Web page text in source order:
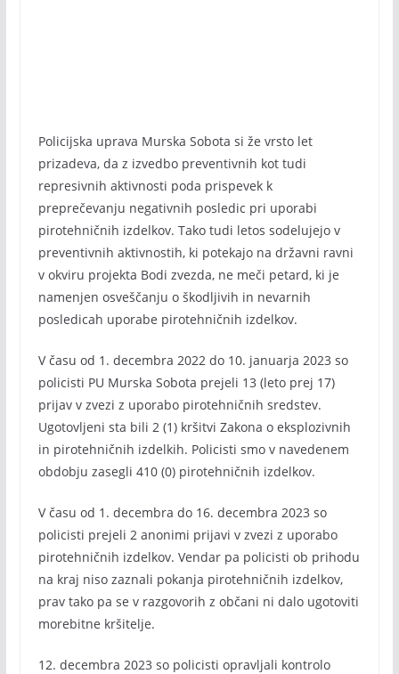
Policijska uprava Murska Sobota si že vrsto let
prizadeva, da z izvedbo preventivnih kot tudi
represivnih aktivnosti poda prispevek k
preprečevanju negativnih posledic pri uporabi
pirotehničnih izdelkov. Tako tudi letos sodelujejo v
preventivnih aktivnostih, ki potekajo na državni ravni
v okviru projekta Bodi zvezda, ne meči petard, ki je
namenjen osveščanju o škodljivih in nevarnih
posledicah uporabe pirotehničnih izdelkov.
V času od 1. decembra 2022 do 10. januarja 2023 so
policisti PU Murska Sobota prejeli 13 (leto prej 17)
prijav v zvezi z uporabo pirotehničnih sredstev.
Ugotovljeni sta bili 2 (1) kršitvi Zakona o eksplozivnih
in pirotehničnih izdelkih. Policisti smo v navedenem
obdobju zasegli 410 (0) pirotehničnih izdelkov.
V času od 1. decembra do 16. decembra 2023 so
policisti prejeli 2 anonimi prijavi v zvezi z uporabo
pirotehničnih izdelkov. Vendar pa policisti ob prihodu
na kraj niso zaznali pokanja pirotehničnih izdelkov,
prav tako pa se v razgovorih z občani ni dalo ugotoviti
morebitne kršitelje.
12. decembra 2023 so policisti opravljali kontrolo